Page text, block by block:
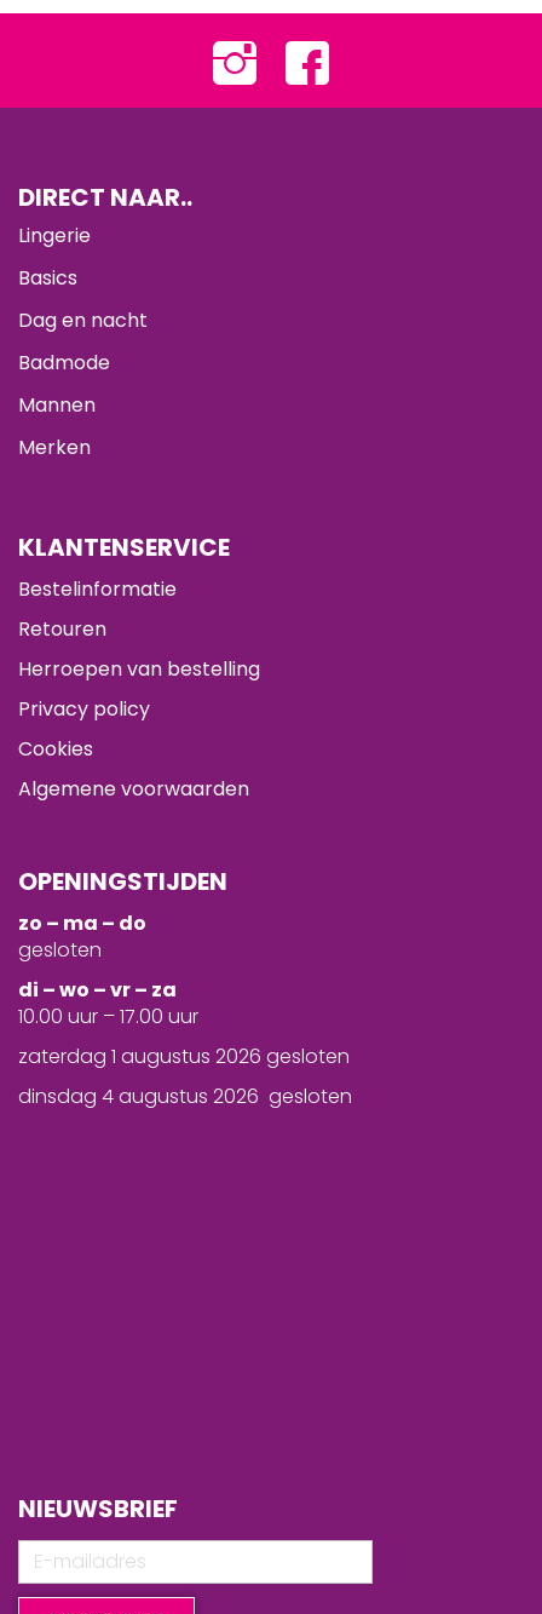
DIRECT NAAR..
Lingerie
Basics
Dag en nacht
Badmode
Mannen
Merken
KLANTENSERVICE
Bestelinformatie
Retouren
Herroepen van bestelling
Privacy policy
Cookies
Algemene voorwaarden
OPENINGSTIJDEN
zo – ma – do
gesloten
di – wo – vr – za
10.00 uur – 17.00 uur
zaterdag 1 augustus 2026 gesloten
dinsdag 4 augustus 2026 gesloten
NIEUWSBRIEF